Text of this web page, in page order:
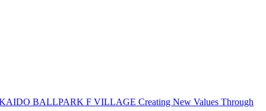
BALLPARK F VILLAGE Creating New Values Through